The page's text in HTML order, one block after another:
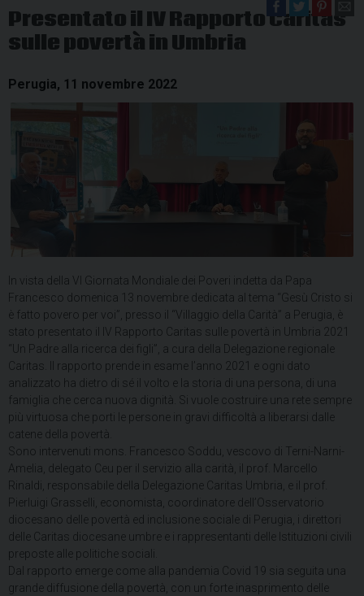
Presentato il IV Rapporto Caritas
sulle povertà in Umbria
Perugia, 11 novembre 2022
In vista della VI Giornata Mondiale dei Poveri indetta da Papa
Francesco domenica 13 novembre dedicata al tema “Gesù Cristo si
è fatto povero per voi”, presso il “Villaggio della Carità” a Perugia, è
stato presentato il IV Rapporto Caritas sulle povertà in Umbria 2021
“Un Padre alla ricerca dei figli”, a cura della Delegazione regionale
Caritas. Il rapporto prende in esame l’anno 2021 e ogni dato
analizzato ha dietro di sé il volto e la storia di una persona, di una
famiglia che cerca nuova dignità. Si vuole costruire una rete sempre
più virtuosa che porti le persone in gravi difficoltà a liberarsi dalle
catene della povertà.
Sono intervenuti mons. Francesco Soddu, vescovo di Terni-Narni-
Amelia, delegato Ceu per il servizio alla carità, il prof. Marcello
Rinaldi, responsabile della Delegazione Caritas Umbria, e il prof.
Pierluigi Grasselli, economista, coordinatore dell’Osservatorio
diocesano delle povertà ed inclusione sociale di Perugia, i direttori
delle Caritas diocesane umbre e i rappresentanti delle Istituzioni civili
preposte alle politiche sociali.
Dal rapporto emerge come alla pandemia Covid 19 sia seguita una
grande diffusione della povertà, con un forte inasprimento delle